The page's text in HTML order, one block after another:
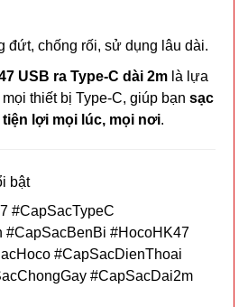
đứt, chống rối, sử dụng lâu dài.
USB ra Type-C dài 2m là lựa
thiết bị Type-C, giúp bạn sạc
lợi mọi lúc, mọi nơi.
bật
#CapSacTypeC
#CapSacBenBi #HocoHK47
#CapSacDienThoai
#CapSacDai2m
vỏ Trắng
Chữ T xịn
SP:
003690
GIÁ:
TRẠNG:
CÒN HÀNG